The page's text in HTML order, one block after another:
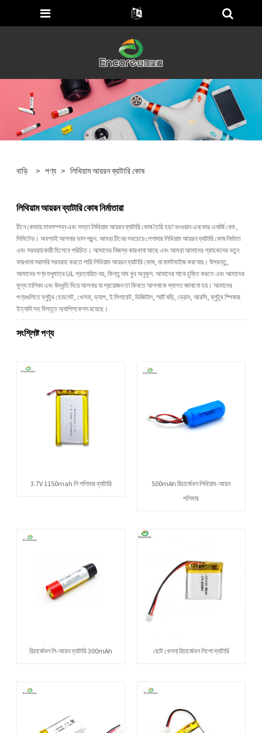
বাড়ি > পণ্য > লিথিয়াম আয়রন ব্যাটারি কোষ
লিথিয়াম আয়রন ব্যাটারি কোষ নির্মাতারা
চীনে কোথায় মানসম্পন্ন এবং সস্তা লিথিয়াম আয়রন ব্যাটারি কোষ তৈরি হয়? ডংগুয়ান এনকোর এনার্জি কোং,
লিমিটেড। অবশ্যই আপনার ভাল পছন্দ. আমরা চীনের সবচেয়ে পেশাদার লিথিয়াম আয়রন ব্যাটারি কোষ নির্মাতা
এবং সরবরাহকারী হিসেবে পরিচিত। আমাদের নিজস্ব কারখানা আছে এবং আমরা আমাদের গ্রাহকদের নতুন
কারখানা সরাসরি সরবরাহ করতে পারি লিথিয়াম আয়রন ব্যাটারি কোষ, যা কাস্টমাইজ করা যায়। উপরন্তু,
আমাদের পণ্য শুধুমাত্র UL প্রত্যয়িত নয়, কিন্তু দাম খুব অনুকূল. আমাদের সাথে চুক্তি করতে এবং আমাদের
মূল্য তালিকা এবং উদ্ধৃতি দিয়ে আপনার যা প্রয়োজন তা কিনতে আপনাকে স্বাগত জানানো হয়। আমাদের
পণ্যগুলিতে ব্লুটুথ হেডসেট, খেলনা, ভ্যাপ, ই সিগারেট, ডিজিটাল, স্মার্ট ঘড়ি, ড্রোন, আরসি, ব্লুটুথ স্পিকার
ইত্যাদি সহ বিস্তৃত অ্যাপ্লিকেশন রয়েছে।
সংশ্লিষ্ট পণ্য
3.7V 1150mah লি পলিমার ব্যাটারি
500mAh রিচার্জেবল লিথিয়াম-আয়ন
পলিমার
রিচার্জেবল লি-আয়ন ব্যাটারি 300mAh ছোট খেলনা রিচার্জেবল লিপো ব্যাটারি